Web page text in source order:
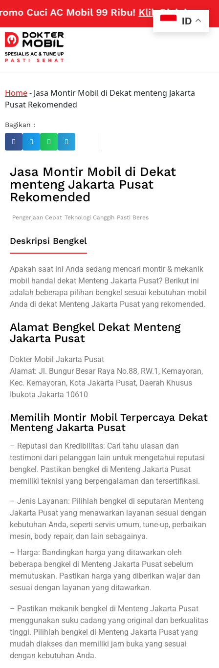
Cuci AC Mobil 99 Ribu!Klik Disini
Home- Jasa Montir Mobil di Dekat menteng Jakarta
Pusat Rekomended
Bagikan :
Jasa Montir Mobil di Dekat
menteng Jakarta Pusat
Rekomended
Pengerjaan Cepat Teknologi Canggih Pasti Beres
Deskripsi Bengkel
Apakah saat ini Anda sedang mencari montir & mekanik
mobil handal dekat Menteng Jakarta Pusat? Berikut ini
adalah beberapa pilihan bengkel sesuai kebutuhan mobil
Anda di dekat Menteng Jakarta Pusat yang rekomended.
Alamat Bengkel Dekat Menteng
Jakarta Pusat
Dokter Mobil Jakarta Pusat
Alamat: Jl. Bungur Besar Raya No.88, RW.1, Kemayoran,
Kec. Kemayoran, Kota Jakarta Pusat, Daerah Khusus
Ibukota Jakarta 10610
Memilih Montir Mobil Terpercaya Dekat
Menteng Jakarta Pusat
– Reputasi dan Kredibilitas: Cari tahu ulasan dan
testimoni dari pelanggan lain untuk mengetahui reputasi
bengkel. Pastikan bengkel di Menteng Jakarta Pusat
memiliki teknisi yang berpengalaman dan tersertifikasi.
– Jenis Layanan: Pilihlah bengkel di seputaran Menteng
Jakarta Pusat yang menawarkan layanan sesuai dengan
kebutuhan Anda, seperti servis umum, tune-up, perbaikan
mesin, body repair, dan lain sebagainya.
– Harga: Bandingkan harga yang ditawarkan oleh
beberapa bengkel di Menteng Jakarta Pusat sebelum
memutuskan. Pastikan harga yang diberikan wajar dan
sesuai dengan layanan yang ditawarkan.
– Pastikan mekanik bengkel di Menteng Jakarta Pusat
menggunakan suku cadang yang original dan berkualitas
tinggi. Pilihlah bengkel di Menteng Jakarta Pusat yang
mudah diakses dan memiliki jam buka yang sesuai
dengan kebutuhan Anda.
ID